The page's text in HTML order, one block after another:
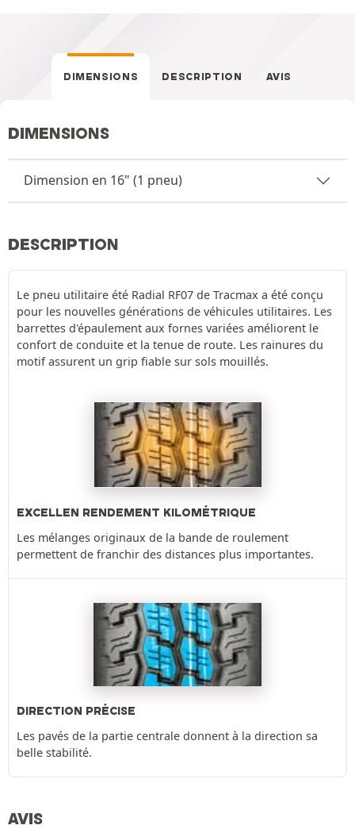
DIMENSIONS DESCRIPTION AVIS
DIMENSIONS
Dimension en 16" (1 pneu)
DESCRIPTION
Le pneu utilitaire été Radial RF07 de Tracmax a été conçu
pour les nouvelles générations de véhicules utilitaires. Les
barrettes d'épaulement aux fornes variées améliorent le
confort de conduite et la tenue de route. Les rainures du
motif assurent un grip fiable sur sols mouillés.
EXCELLEN RENDEMENT KILOMÉTRIQUE
Les mélanges originaux de la bande de roulement
permettent de franchir des distances plus importantes.
DIRECTION PRÉCISE
Les pavés de la partie centrale donnent à la direction sa
belle stabilité.
AVIS